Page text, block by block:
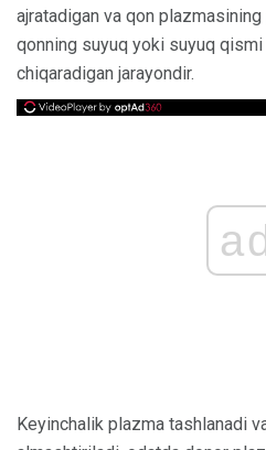
ajratadigan va qon
qonning suyuq yoki suyuq
chiqaradigan jarayondir.
Keyinchalik plazma tashlanadi